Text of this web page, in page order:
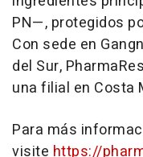
PN—, protegidos
Con sede en
del Sur,
una filial en Costa
Para más
visite https://